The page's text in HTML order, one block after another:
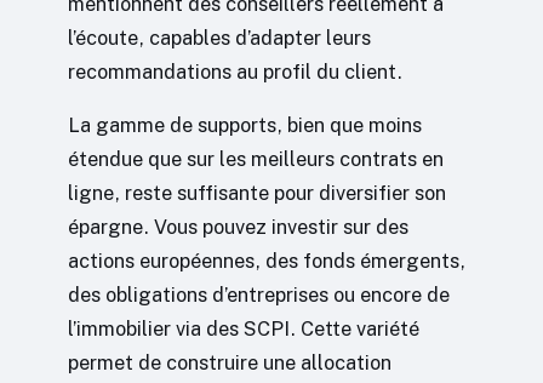
l’écoute, capables d’adapter leurs
recommandations au profil du client.
La gamme de supports, bien que moins
étendue que sur les meilleurs contrats en
ligne, reste suffisante pour diversifier son
épargne. Vous pouvez investir sur des
actions européennes, des fonds émergents,
des obligations d’entreprises ou encore de
l’immobilier via des SCPI. Cette variété
permet de construire une allocation